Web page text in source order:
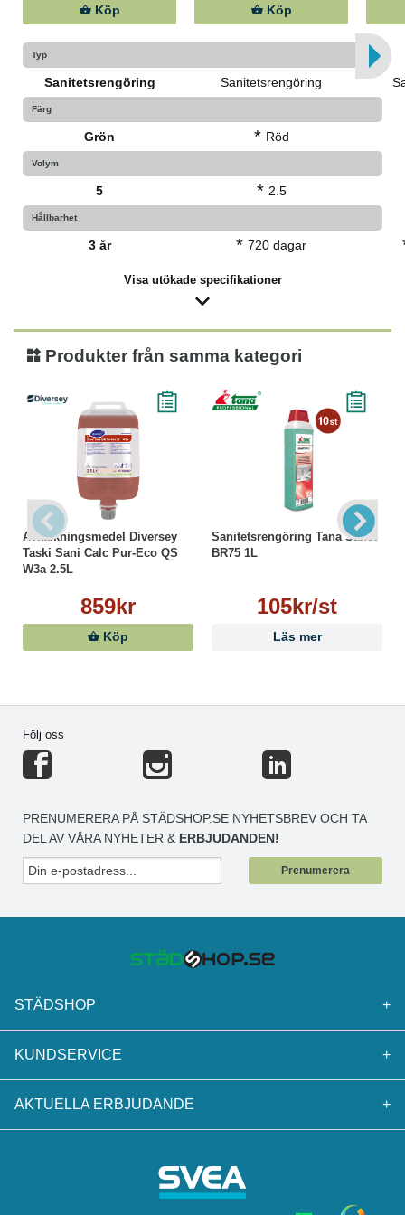
Köp Köp
Typ
Sanitetsrengöring Sanitetsrengöring
Färg
Grön * Röd
Volym
5 * 2.5
Hållbarhet
3 år * 720 dagar
Visa utökade specifikationer
Produkter från samma kategori
Avkalkningsmedel Diversey
Taski Sani Calc Pur-Eco QS
W3a 2.5L
859kr
Köp
Sanitetsrengöring Tana Sanet
BR75 1L
105kr/st
Läs mer
Följ oss
PRENUMERERA PÅ STÄDSHOP.SE NYHETSBREV OCH TA
DEL AV VÅRA NYHETER & ERBJUDANDEN!
Prenumerera
STÄDSHOP +
KUNDSERVICE +
AKTUELLA ERBJUDANDE +